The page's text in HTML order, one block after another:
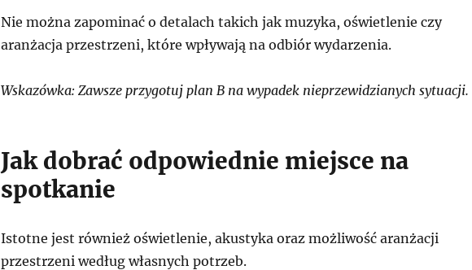
Nie można zapominać o detalach takich jak muzyka, oświetlenie czy
aranżacja przestrzeni, które wpływają na odbiór wydarzenia.
Wskazówka: Zawsze przygotuj plan B na wypadek nieprzewidzianych sytuacji.
Jak dobrać odpowiednie miejsce na
spotkanie
Istotne jest również oświetlenie, akustyka oraz możliwość aranżacji
przestrzeni według własnych potrzeb.